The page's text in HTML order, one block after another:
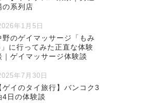
の系列店
年1月5日
野のゲイマッサージ「もみ
に行ってみた正直な体験
｜ゲイマッサージ体験談
年7月30日
ゲイのタイ旅行】バンコク3
4日の体験談